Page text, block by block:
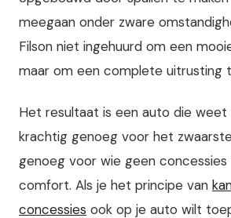
meegaan onder zware
Filson niet ingehuurd om een
maar om een complete uitrusting
Het resultaat is een auto die weet
krachtig genoeg voor het
genoeg voor wie geen concessies
comfort. Als je het principe van
concessies ook op je auto wilt